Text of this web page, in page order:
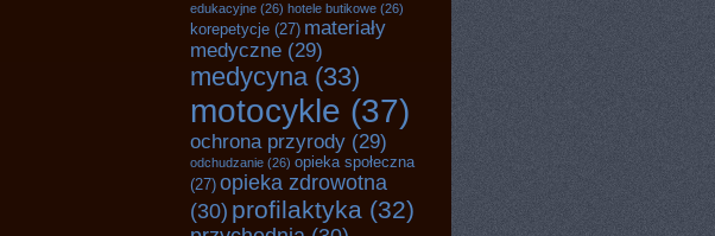
edukacyjne (26) hotele butikowe (26)
korepetycje (27) materiały
medyczne (29)
medycyna(33)
motocykle (37)
ochrona przyrody (29)
odchudzanie (26) opieka społeczna
(27) opieka zdrowotna
(30) profilaktyka (32)